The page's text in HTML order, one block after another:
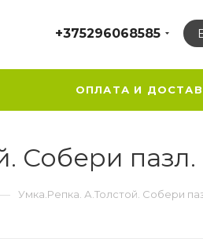
+375296068585
ОПЛАТА И
Собери
Умка.Репка. А.Толстой. Собери